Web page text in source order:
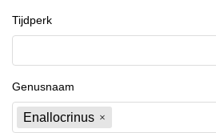
Tijdperk
Genusnaam
Enallocrinus